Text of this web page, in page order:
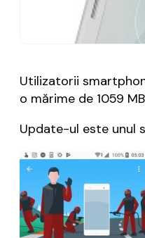
Utilizatorii
o mărime de 1059
Update-ul este unul